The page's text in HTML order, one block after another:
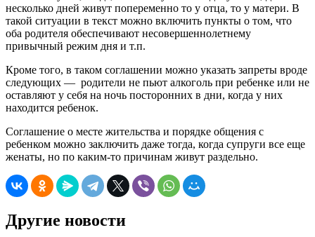
несколько дней живут попеременно то у отца, то у матери. В
такой ситуации в текст можно включить пункты о том, что
оба родителя обеспечивают несовершеннолетнему
привычный режим дня и т.п.
Кроме того, в таком соглашении можно указать запреты вроде
следующих — родители не пьют алкоголь при ребенке или не
оставляют у себя на ночь посторонних в дни, когда у них
находится ребенок.
Соглашение о месте жительства и порядке общения с
ребенком можно заключить даже тогда, когда супруги все еще
женаты, но по каким-то причинам живут раздельно.
Другие новости